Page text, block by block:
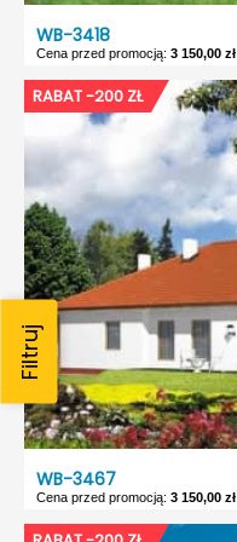
WB-3418
Cena przed promocją: 3 150,00 zł
WB-3418
Dostępność:
Garaż:
Dach:
Kąt nach. dachu:
Odbicie lustrzane:
WB-3467
RABAT -200 ZŁ
Cena przed promocją: 3 150,00 zł